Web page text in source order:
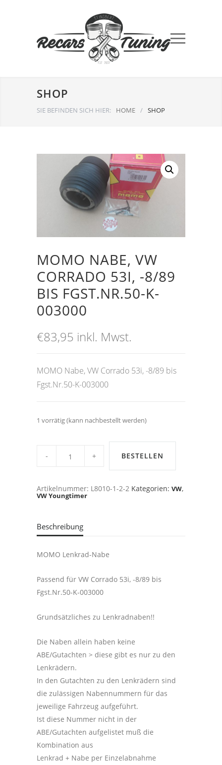
SHOP
SIE BEFINDEN SICH HIER: HOME / SHOP
MOMO NABE, VW
CORRADO 53I, -8/89
BIS FGST.NR.50-K-
003000
€83,95 inkl. Mwst.
MOMO Nabe, VW Corrado 53i, -8/89 bis
Fgst.Nr.50-K-003000
1 vorrätig (kann nachbestellt werden)
Nabe,
bis
Fgst.Nr.50-
BESTELLEN
Artikelnummer: L8010-1-2-2 Kategorien: VW,
VW Youngtimer
Beschreibung
MOMO Lenkrad-Nabe
Passend für VW Corrado 53i, -8/89 bis
Fgst.Nr.50-K-003000
Grundsätzliches zu Lenkradnaben!!
Die Naben allein haben keine
ABE/Gutachten > diese gibt es nur zu den
Lenkrädern.
In den Gutachten zu den Lenkrädern sind
die zulässigen Nabennummern für das
jeweilige Fahrzeug aufgeführt.
Ist diese Nummer nicht in der
ABE/Gutachten aufgelistet muß die
Kombination aus
Lenkrad + Nabe per Einzelabnahme